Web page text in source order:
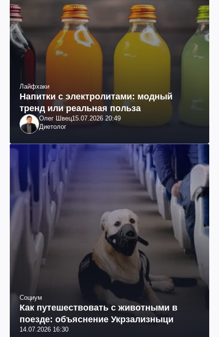
Лайфхаки
Напитки с электролитами: модный
тренд или реальная польза
Олег Швец15.07.2026 20:49
Диетолог
Социум
Как путешествовать с животными в
поезде: объяснение Укрзализныци
14.07.2026 16:30